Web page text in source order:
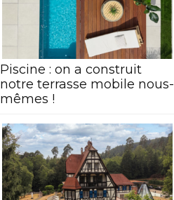
Piscine : on a construit
notre terrasse mobile nous-
mêmes !